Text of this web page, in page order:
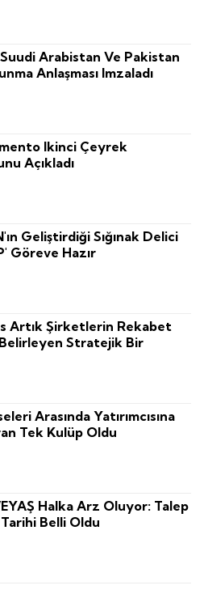
Arabistan Ve Pakistan
Anlaşması Imzaladı
Ikinci Çeyrek
Açıkladı
Geliştirdiği Sığınak Delici
Göreve Hazır
Artık Şirketlerin Rekabet
Stratejik Bir
Arasında Yatırımcısına
Tek Kulüp Oldu
Halka Arz Oluyor: Talep
Belli Oldu